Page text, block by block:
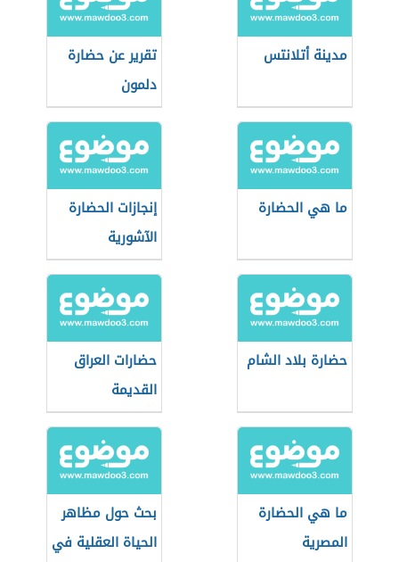
مدينة أتلانتس
تقرير عن حضارة
دلمون
ما هي الحضارة
إنجازات الحضارة
الآشورية
حضارة بلاد الشام
حضارات العراق
القديمة
ما هي الحضارة
المصرية
بحث حول مظاهر
الحياة العقلية في